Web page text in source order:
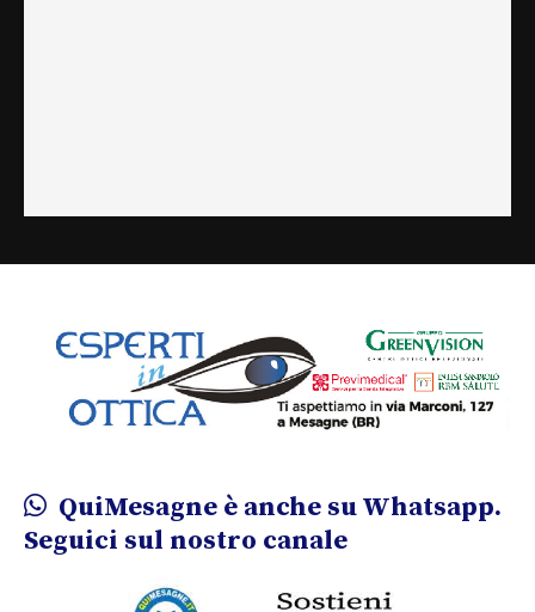
QuiMesagne è anche su Whatsapp.
Seguici sul nostro canale